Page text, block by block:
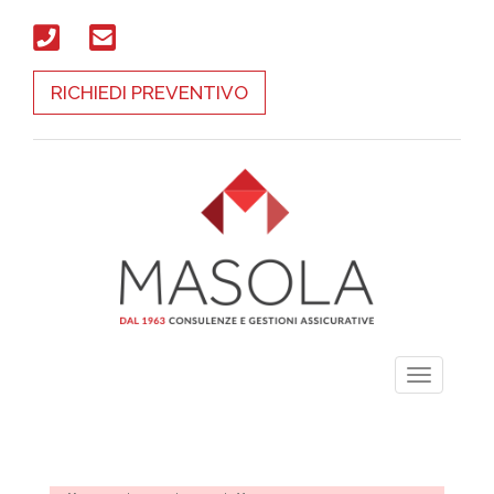
RICHIEDI PREVENTIVO
Toggle